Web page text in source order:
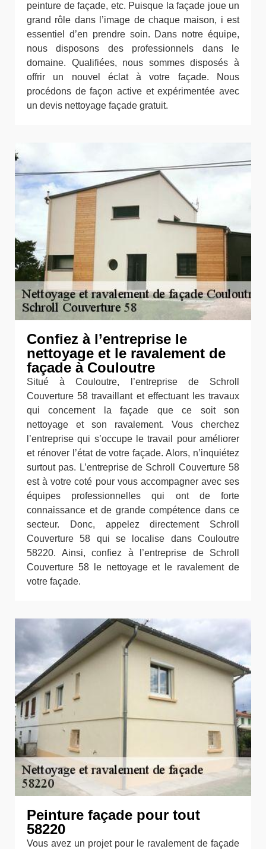
peinture de façade, etc. Puisque la façade joue un
grand rôle dans l’image de chaque maison, i est
essentiel d’en prendre soin. Dans notre équipe,
nous disposons des professionnels dans le
domaine. Qualifiées, nous sommes disposés à
offrir un nouvel éclat à votre façade. Nous
procédons de façon active et expérimentée avec
un devis nettoyage façade gratuit.
Confiez à l’entreprise le
nettoyage et le ravalement de
façade à Couloutre
Situé à Couloutre, l’entreprise de Schroll
Couverture 58 travaillant et effectuant les travaux
qui concernent la façade que ce soit son
nettoyage et son ravalement. Vous cherchez
l’entreprise qui s’occupe le travail pour améliorer
et rénover l’état de votre façade. Alors, n’inquiétez
surtout pas. L’entreprise de Schroll Couverture 58
est à votre coté pour vous accompagner avec ses
équipes professionnelles qui ont de forte
connaissance et de grande compétence dans ce
secteur. Donc, appelez directement Schroll
Couverture 58 qui se localise dans Couloutre
58220. Ainsi, confiez à l’entreprise de Schroll
Couverture 58 le nettoyage et le ravalement de
votre façade.
Peinture façade pour tout
58220
Vous avez un projet pour le ravalement de façade